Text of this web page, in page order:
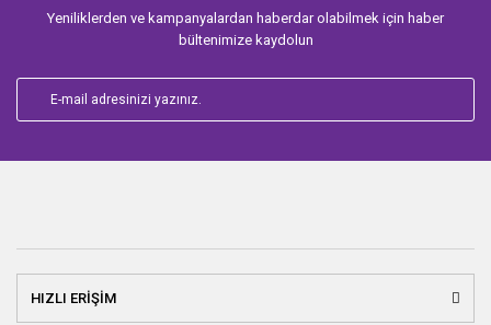
Yeniliklerden ve kampanyalardan haberdar olabilmek için haber
bültenimize kaydolun
HIZLI ERİŞİM